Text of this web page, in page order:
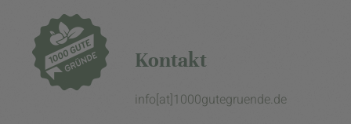
Kontakt
info[at]1000gutegruende.de